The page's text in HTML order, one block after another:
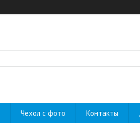
Чехол с фото Контакты